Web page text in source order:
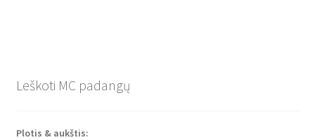
Leškoti MC padangų
Plotis & aukštis: